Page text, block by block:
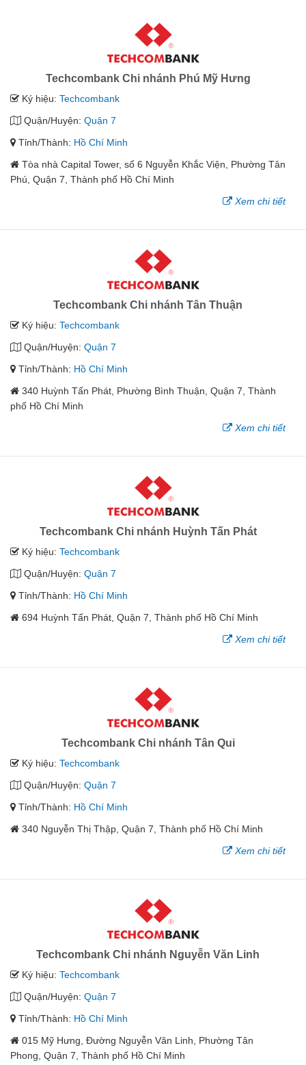
Techcombank Chi nhánh Phú Mỹ Hưng
Ký hiệu: Techcombank
Quận/Huyện: Quận 7
Tỉnh/Thành: Hồ Chí Minh
Tòa nhà Capital Tower, số 6 Nguyễn Khắc Viện, Phường Tân
Phú, Quận 7, Thành phố Hồ Chí Minh
Xem chi tiết
Techcombank Chi nhánh Tân Thuận
Ký hiệu: Techcombank
Quận/Huyện: Quận 7
Tỉnh/Thành: Hồ Chí Minh
340 Huỳnh Tấn Phát, Phường Bình Thuận, Quận 7, Thành
phố Hồ Chí Minh
Xem chi tiết
Techcombank Chi nhánh Huỳnh Tấn Phát
Ký hiệu: Techcombank
Quận/Huyện: Quận 7
Tỉnh/Thành: Hồ Chí Minh
694 Huỳnh Tấn Phát, Quận 7, Thành phố Hồ Chí Minh
Xem chi tiết
Techcombank Chi nhánh Tân Qui
Ký hiệu: Techcombank
Quận/Huyện: Quận 7
Tỉnh/Thành: Hồ Chí Minh
340 Nguyễn Thị Thập, Quận 7, Thành phố Hồ Chí Minh
Xem chi tiết
Techcombank Chi nhánh Nguyễn Văn Linh
Ký hiệu: Techcombank
Quận/Huyện: Quận 7
Tỉnh/Thành: Hồ Chí Minh
015 Mỹ Hưng, Đường Nguyễn Văn Linh, Phường Tân
Phong, Quận 7, Thành phố Hồ Chí Minh